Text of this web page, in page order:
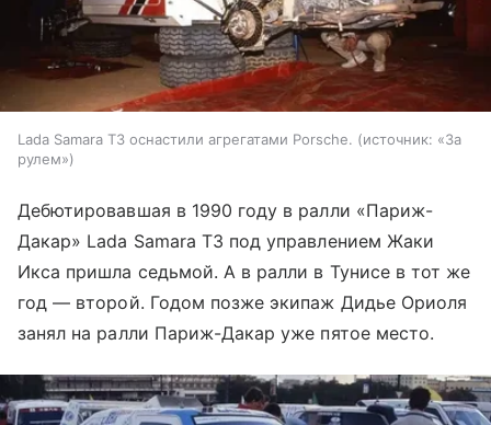
Lada Samara T3 оснастили агрегатами Porsche. источник: «За
рулем»
Дебютировавшая в 1990 году в ралли «Париж-
Дакар» Lada Samara Т3 под управлением Жаки
Икса пришла седьмой. А в ралли в Тунисе в тот же
год — второй. Годом позже экипаж Дидье Ориоля
занял на ралли Париж-Дакар уже пятое место.